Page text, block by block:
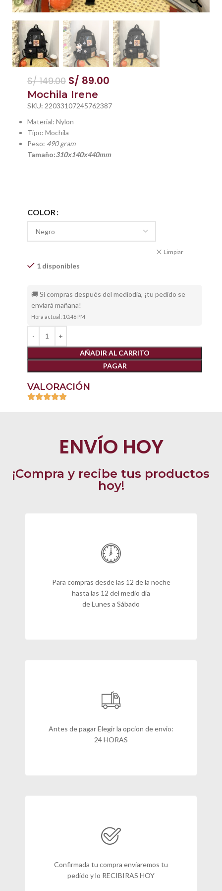
S/149.00 S/ 89.00
Mochila Irene
SKU: 22033107245762387
Material: Nylon
Tipo: Mochila
Peso: 490 gram
Tamaño:310x140x440mm
COLOR
Limpiar
1 disponibles
🚚 Si compras después del mediodía, ¡tu pedido se
enviará mañana!
Hora actual: 10:46 PM
AÑADIR AL CARRITO
PAGAR
VALORACIÓN
ENVÍO HOY
¡Compra y recibe tus productos
hoy!
Para compras desde las 12 de la noche
hasta las 12 del medio día
de Lunes a Sábado
Antes de pagar Elegir la opcion de envio:
24 HORAS
Confirmada tu compra enviaremos tu
pedido y lo RECIBIRAS HOY